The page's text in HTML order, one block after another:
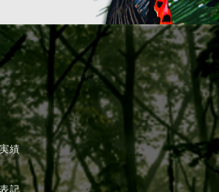
績
記